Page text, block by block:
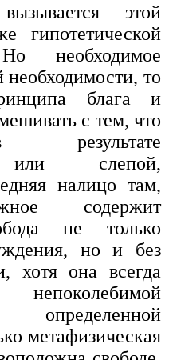
этой
гипотетической
необходимое
необходимости, то
блага и
с тем, что
или слепой,
налицо там,
содержит
не только
но и без
хотя она всегда
метафизическая